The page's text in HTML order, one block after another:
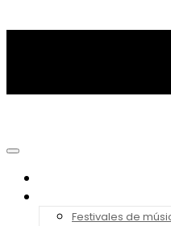
Festivales de